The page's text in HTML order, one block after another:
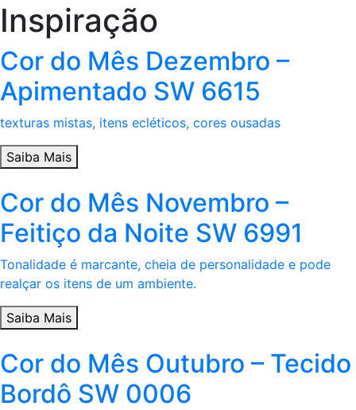
Inspiração
Cor do Mês Dezembro –
Apimentado SW 6615
texturas mistas, itens ecléticos, cores ousadas
Saiba Mais
Cor do Mês Novembro –
Feitiço da Noite SW 6991
Tonalidade é marcante, cheia de personalidade e pode
realçar os itens de um ambiente.
Saiba Mais
Cor do Mês Outubro – Tecido
Bordô SW 0006